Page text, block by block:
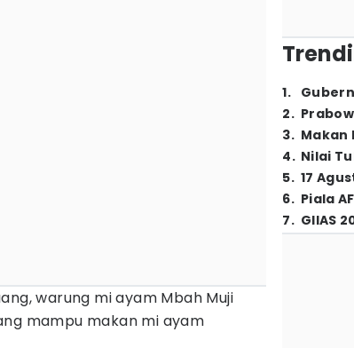
warung mi ayam Mbah Muji
mampu makan mi ayam
1.
2.
3. Makan
4. Nilai
5. 17
6. Piala
7. GIIAS